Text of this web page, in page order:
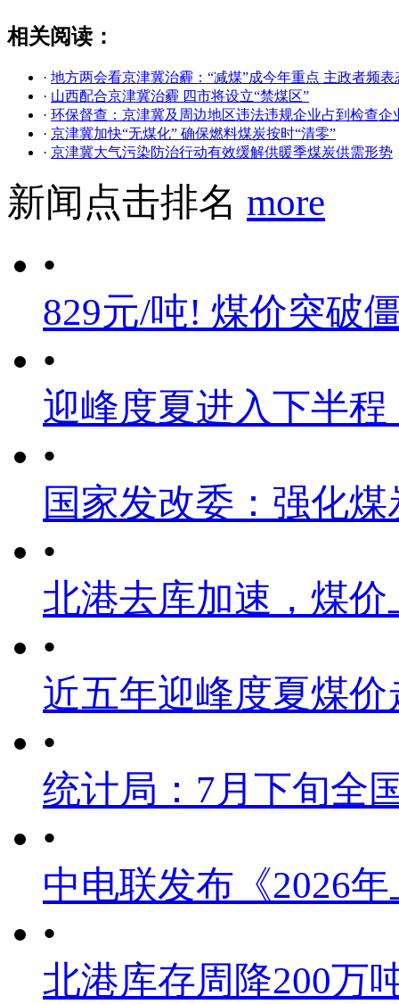
相关阅读：
· 地方两会看京津冀治霾：“减煤”成今年重点 主政者频表
· 山西配合京津冀治霾 四市将设立“禁煤区”
· 环保督查：京津冀及周边地区违法违规企业占到检查企
· 京津冀加快“无煤化” 确保燃料煤炭按时“清零”
· 京津冀大气污染防治行动有效缓解供暖季煤炭供需形势
新闻点击排名 more
•
829元/吨! 煤价突破
•
迎峰度夏进入下半
•
国家发改委：强化
•
北港去库加速，煤
•
近五年迎峰度夏煤价
•
统计局：7月下旬全
•
中电联发布《2026
•
北港库存周降200万